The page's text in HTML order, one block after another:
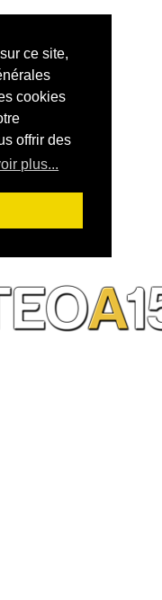
ce site,
cookies
offrir des
plus...